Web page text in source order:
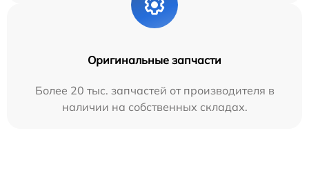
Оригинальные запчасти
Более 20 тыс. запчастей от производителя в
наличии на собственных складах.